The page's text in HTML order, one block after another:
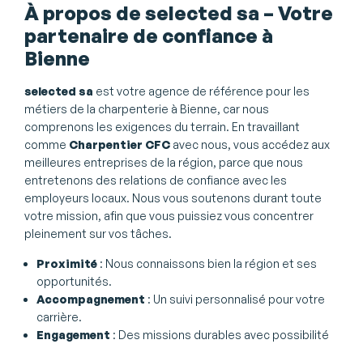
À propos de selected sa – Votre
partenaire de confiance à
Bienne
selected sa est votre agence de référence pour les
métiers de la charpenterie à Bienne, car nous
comprenons les exigences du terrain. En travaillant
comme Charpentier CFC avec nous, vous accédez aux
meilleures entreprises de la région, parce que nous
entretenons des relations de confiance avec les
employeurs locaux. Nous vous soutenons durant toute
votre mission, afin que vous puissiez vous concentrer
pleinement sur vos tâches.
Proximité : Nous connaissons bien la région et ses
opportunités.
Accompagnement : Un suivi personnalisé pour votre
carrière.
Engagement : Des missions durables avec possibilité